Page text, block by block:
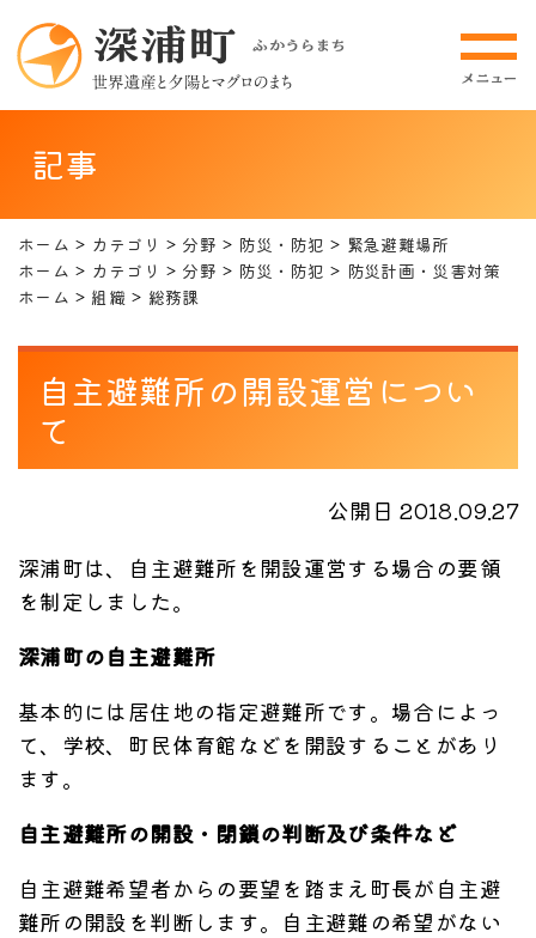
記事
ホーム カテゴリ 分野 防災・防犯
緊急避難場所
ホーム
カテゴリ 分野 防災・防犯
防災計画・災害対策
ホーム
組織 総務課
自主避難所の開設運営につい
て
公開日 2018.09.27
深浦町は、自主避難所を開設運営する場合の要領
を制定しました。
深浦町の自主避難所
基本的には居住地の指定避難所です。場合によっ
て、学校、町民体育館などを開設することがあり
ます。
自主避難所の開設・閉鎖の判断及び条件など
自主避難希望者からの要望を踏まえ町長が自主避
難所の開設を判断します。自主避難の希望がない